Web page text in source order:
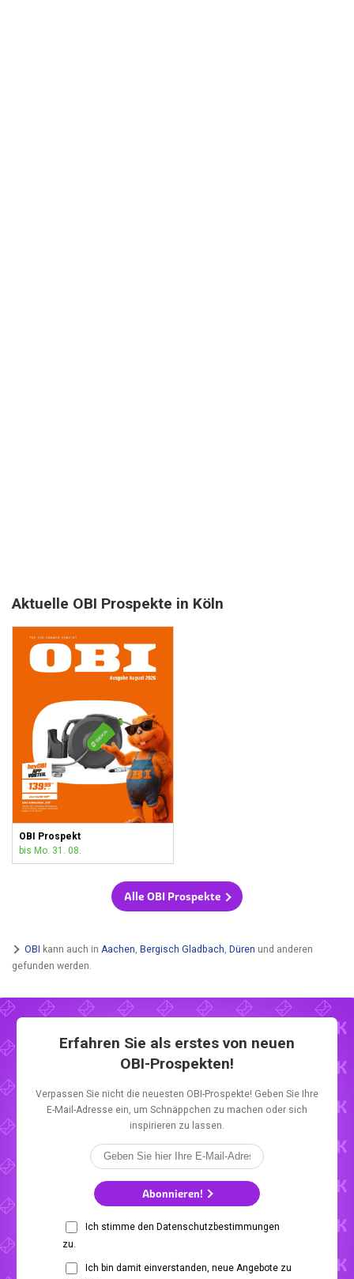
Aktuelle OBI Prospekte in Köln
OBI Prospekt
bis Mo. 31. 08.
Alle OBI Prospekte
OBI kann auch in Aachen, Bergisch Gladbach, Düren und anderen
gefunden werden.
Erfahren Sie als erstes von neuen
OBI-Prospekten!
Verpassen Sie nicht die neuesten OBI-Prospekte! Geben Sie Ihre
E-Mail-Adresse ein, um Schnäppchen zu machen oder sich
inspirieren zu lassen.
Abonnieren!
Ich stimme den Datenschutzbestimmungen
zu.
Ich bin damit einverstanden, neue Angebote zu